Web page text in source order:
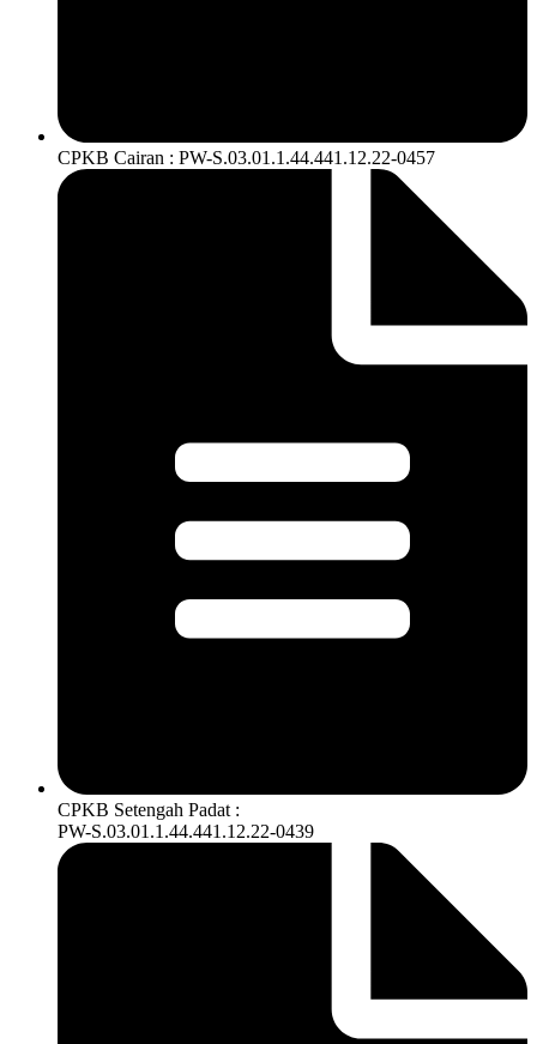
CPKB Cairan : PW-S.03.01.1.44.441.12.22-0457
CPKB Setengah Padat :
PW-S.03.01.1.44.441.12.22-0439